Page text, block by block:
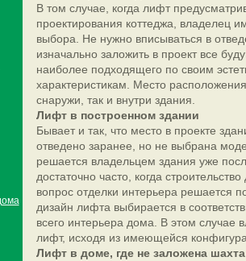
В том случае, когда лифт
проектирования коттеджа, владелец
выбора. Не нужно вписываться в
изначально заложить в проект все
наиболее подходящего по своим
характеристикам. Место
снаружи, так и внутри здания.
Лифт в построенном здании
Бывает и так, что место в проекте
отведено заранее, но не выбрана
решается владельцем здания уже
достаточно часто, когда
вопрос отделки интерьера решается
дизайн лифта выбирается в
всего интерьера дома. В этом случае
лифт, исходя из имеющейся
Лифт в доме, где не заложена